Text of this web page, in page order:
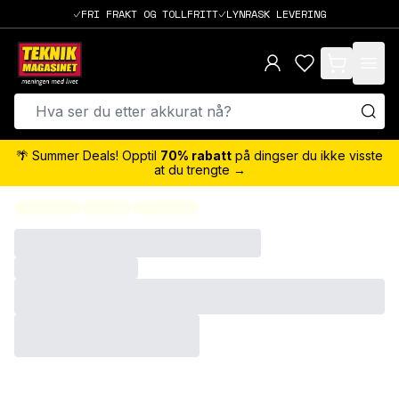
FRI FRAKT OG TOLLFRITT LYNRASK LEVERING
items in cart,
🌴 Summer Deals! Opptil 70% rabatt på dingser du ikke visste
at du trengte →